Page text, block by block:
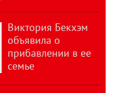
Виктория Бекхэм
объявила о
прибавлении в ее
семье